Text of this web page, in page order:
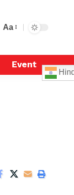
Aa
Event